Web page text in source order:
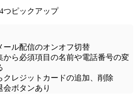
つピックアップ
ール配信のオンオフ切替
から必須項目の名前や電話番号の変
クレジットカードの追加、削除
会ボタンあり